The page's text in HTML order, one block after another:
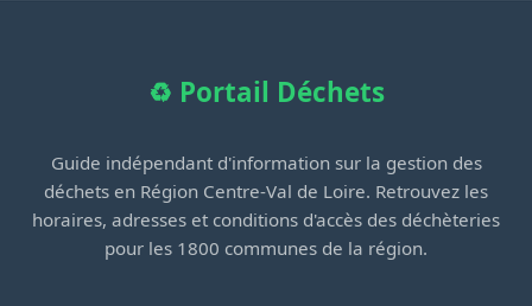
♻️ Portail Déchets
Guide indépendant d'information sur la gestion des
déchets en Région Centre-Val de Loire. Retrouvez les
horaires, adresses et conditions d'accès des déchèteries
pour les 1800 communes de la région.